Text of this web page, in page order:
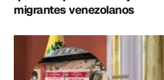
migrantes venezolanos